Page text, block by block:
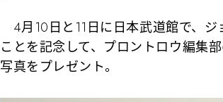
4月10日と11日に日本武道館で、
ことを記念して、プロントロウ編集
写真をプレゼント。